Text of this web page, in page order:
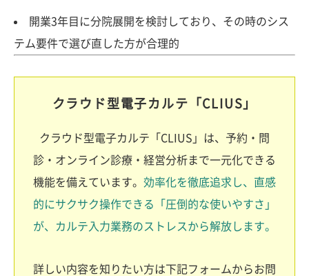
開業3年目に分院展開を検討しており、その時のシス
テム要件で選び直した方が合理的
クラウド型電子カルテ「CLIUS」
クラウド型電子カルテ「CLIUS」は、予約・問
診・オンライン診療・経営分析まで一元化できる
機能を備えています。 効率化を徹底追求し、直感
的にサクサク操作できる「圧倒的な使いやすさ」
が、カルテ入力業務のストレスから解放します。
詳しい内容を知りたい方は下記フォームからお問